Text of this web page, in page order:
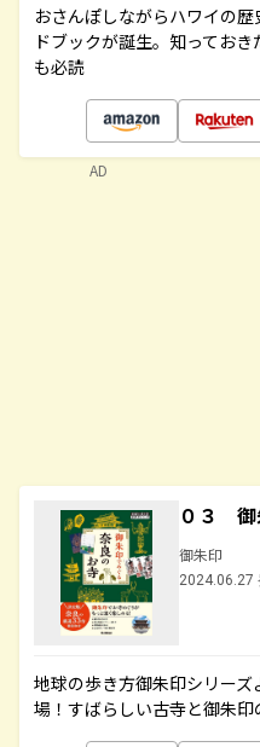
おさんぽしながらハワイの
ドブックが誕生。知ってお
も必読
０３ 御
御朱印
2024.06.27
地球の歩き方御朱印シリー
場！すばらしい古寺と御朱
AD